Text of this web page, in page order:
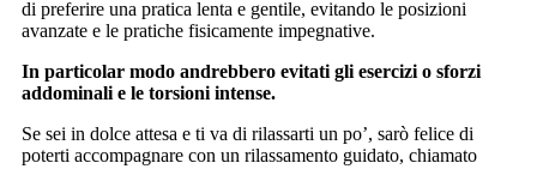
di preferire una pratica lenta e gentile, evitando le posizioni
avanzate e le pratiche fisicamente impegnative.
In particolar modo andrebbero evitati gli esercizi o sforzi
addominali e le torsioni intense.
Se sei in dolce attesa e ti va di rilassarti un po’, sarò felice di
poterti accompagnare con un rilassamento guidato, chiamato